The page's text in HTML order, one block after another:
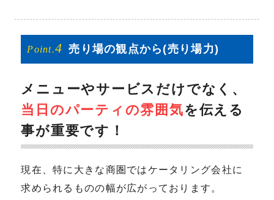
Point.4 売り場の観点から (売り場力)
メニューやサービスだけでなく、
当日のパーティの雰囲気を伝える
事が重要です！
現在、特に大きな商圏ではケータリング会社に
求められるものの幅が広がっております。